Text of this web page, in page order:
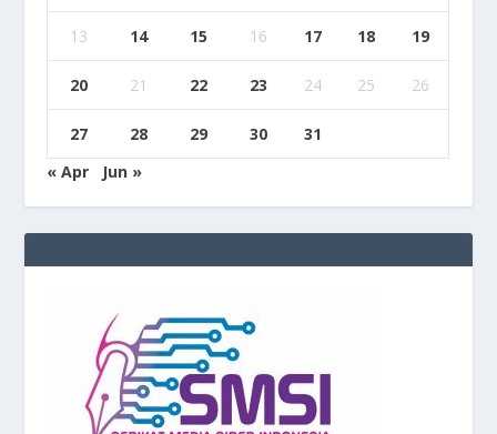
13 14 15 16 17 18 19
20 21 22 23 24 25 26
27 28 29 30
31
« Apr
Jun »